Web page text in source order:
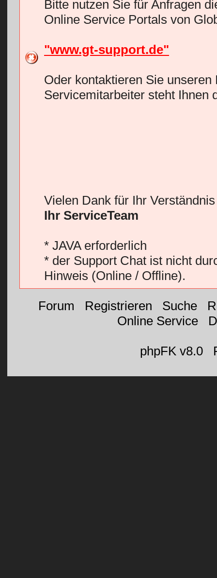
Bitte nutzen Sie für Anfragen
Online Service Portals von
"www.gt-support.de"
Oder kontaktieren Sie
Servicemitarbeiter steht Ihnen
Vielen Dank für Ihr
Ihr ServiceTeam
* JAVA erforderlich
* der Support Chat ist nicht
Hinweis (Online / Offline).
Forum Registrieren Suche|
Online Service|
phpFK v8.0